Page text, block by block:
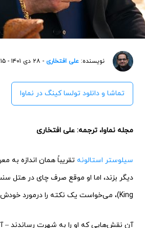
نویسنده: علی افتخاری - ۲۸ دی ۱۴۰۱ - ۹:۱۵ ب.ظ
تماشا و دانلود تولسا کینگ در نماوا
مجله نماوا، ترجمه: علی افتخاری
سیلوستر استالونه تقریباً همان اندازه به
دیگر بزند، اما او موقع صرف چای در
King)، می‌خواست یک نکته را درمورد خودش روشن کند.